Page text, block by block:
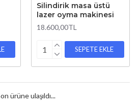
Silindirik masa üstü
lazer oyma makinesi
18.600,00TL
SEPETE EKLE
ürüne ulaşıldı...